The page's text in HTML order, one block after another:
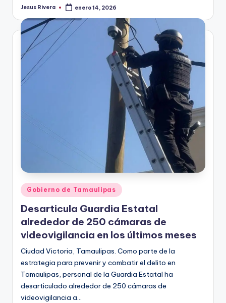
Publicado
Jesus Rivera enero 14, 2026
Publicado
en
Gobierno de Tamaulipas
Desarticula Guardia Estatal
alrededor de 250 cámaras de
videovigilancia en los últimos meses
Ciudad Victoria, Tamaulipas. Como parte de la
estrategia para prevenir y combatir el delito en
Tamaulipas, personal de la Guardia Estatal ha
desarticulado alrededor de 250 cámaras de
videovigilancia a…